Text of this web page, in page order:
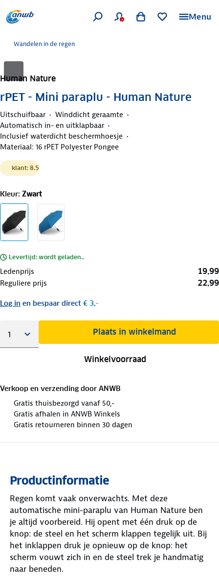
Menu
Wandelen in de regen
Human Nature
rPET - Mini paraplu - Human Nature
Uitschuifbaar
Winddicht geraamte
Automatisch in- en uitklapbaar
Inclusief waterdicht beschermhoesje
Materiaal: 16 rPET Polyester Pongee
klant: 8.5
Kleur: Zwart
Levertijd: wordt geladen..
Ledenprijs 19,99
Reguliere prijs 22,99
Log in en bespaar direct € 3,-
Plaats in winkelmand
Winkelvoorraad
Verkoop en verzending door ANWB
Gratis thuisbezorgd vanaf 50,-
Gratis afhalen in ANWB Winkels
Gratis retourneren binnen 30 dagen
Productinformatie
Regen komt vaak onverwachts. Met deze
automatische mini-paraplu van Human Nature ben
je altijd voorbereid. Hij opent met één druk op de
knop: de steel en het scherm klappen tegelijk uit. Bij
het inklappen druk je opnieuw op de knop: het
scherm vouwt zich in en de steel trek je handmatig
naar beneden.